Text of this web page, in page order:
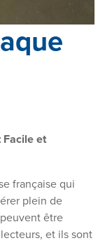
Facile et
française qui
plein de
être
et ils sont